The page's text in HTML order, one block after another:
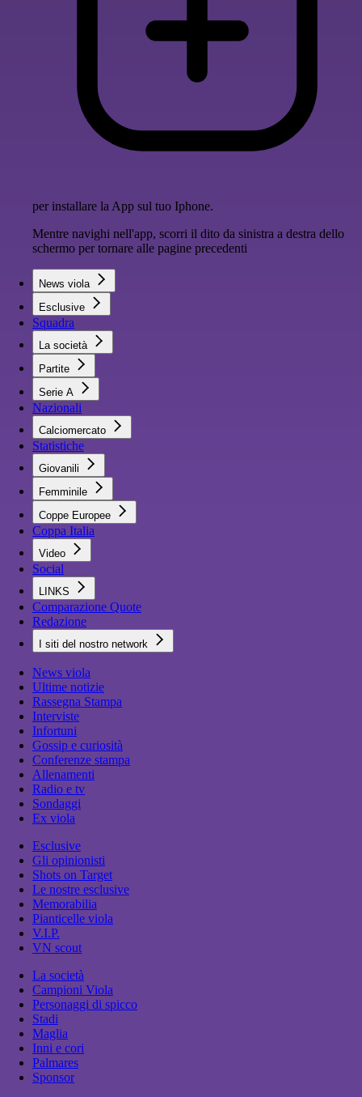
per installare la App sul tuo Iphone.
Mentre navighi nell'app, scorri il dito da sinistra a destra dello
schermo per tornare alle pagine precedenti
News viola
Esclusive
Squadra
La società
Partite
Serie A
Nazionali
Calciomercato
Statistiche
Giovanili
Femminile
Coppe Europee
Coppa Italia
Video
Social
LINKS
Comparazione Quote
Redazione
I siti del nostro network
News viola
Ultime notizie
Rassegna Stampa
Interviste
Infortuni
Gossip e curiosità
Conferenze stampa
Allenamenti
Radio e tv
Sondaggi
Ex viola
Esclusive
Gli opinionisti
Shots on Target
Le nostre esclusive
Memorabilia
Pianticelle viola
V.I.P.
VN scout
La società
Campioni Viola
Personaggi di spicco
Stadi
Maglia
Inni e cori
Palmares
Sponsor